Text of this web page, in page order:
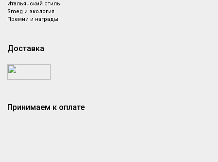
Итальянский стиль
Smeg и экология
Премии и награды
Доставка
Принимаем к оплате